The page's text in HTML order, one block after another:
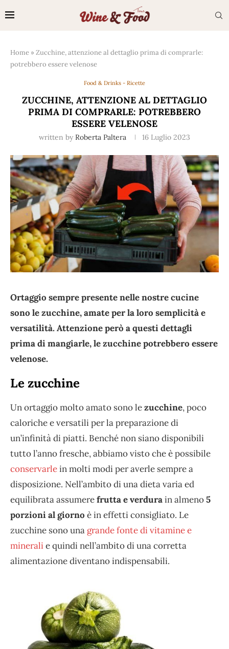
Home »Zucchine, attenzione al dettaglio prima di comprarle:
potrebbero essere velenose
Food & Drinks - Ricette
ZUCCHINE, ATTENZIONE AL DETTAGLIO
PRIMA DI COMPRARLE: POTREBBERO
ESSERE VELENOSE
written by Roberta Paltera 16 Luglio 2023
Ortaggio sempre presente nelle nostre cucine
sono le zucchine, amate per la loro semplicità e
versatilità. Attenzione però a questi dettagli
prima di mangiarle, le zucchine potrebbero essere
velenose.
Le zucchine
Un ortaggio molto amato sono lezucchine, poco
caloriche e versatili per la preparazione di
un’infinità di piatti. Benché non siano disponibili
tutto l’anno fresche, abbiamo visto che è possibile
conservarlein molti modi per averle sempre a
disposizione. Nell’ambito di una dieta varia ed
equilibrata assumerefrutta e verdurain almeno5
porzioni al giorno è in effetti consigliato. Le
zucchine sono una grande fonte di vitamine e
mineralie quindi nell’ambito di una corretta
alimentazione diventano indispensabili.